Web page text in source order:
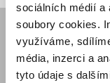
sociálních médií a
soubory cookies.
využíváme,
média, inzerci a
tyto údaje s
E-SHOP
Aktuality
Naši autoři